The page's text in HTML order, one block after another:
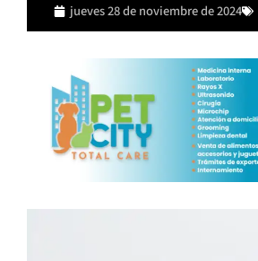
jueves 28 de noviembre de 2024